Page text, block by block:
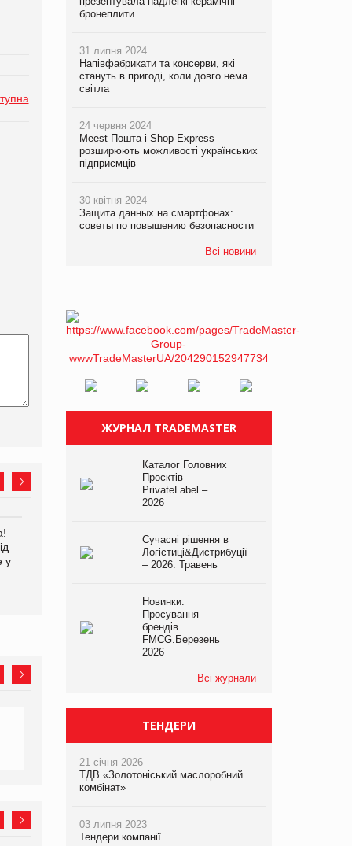
у
EVA.UA запустила
кампанію «Хто б знав» про
асортимент, якого покупці
збиток у першому півріччі
бронеплити
31 липня 2024
Напівфабрикати та консерви, які
стануть в пригоді, коли довго нема
світла
24 червня 2024
Meest Пошта і Shop-Express
розширюють можливості українських
підприємців
30 квітня 2024
Защита данных на смартфонах:
советы по повышению безопасности
Всі новини
ЖУРНАЛ TRADEMASTER
Каталог Головних
Проєктів
PrivateLabel –
2026
Сучасні рішення в
Логістиці&Дистрибуції
– 2026. Травень
Новинки.
Просування
брендів
FMCG.Березень
2026
Всі журнали
ТЕНДЕРИ
21 січня 2026
ТДВ «Золотоніський маслоробний
комбінат»
03 липня 2023
Тендери компанії